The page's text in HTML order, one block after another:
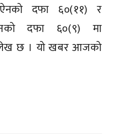
ऐनको दफा ६०(११) र
दफा ६०(९) मा
छ । यो खबर आजको